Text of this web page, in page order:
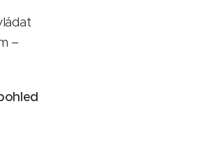
–